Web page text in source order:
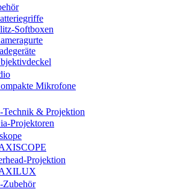
Softboxen
Mikrofone
Technik & Projektion
Projektoren
Projektion
Zubehör